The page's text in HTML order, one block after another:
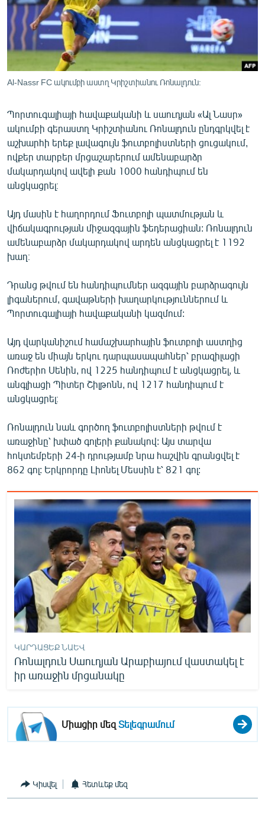
ՄԻՋԱԶԳԱՅԻՆ
ՄՇԱԿՈՒՅԹ
ՍՊՈՐՏ
ՄԵԿՆԱԲԱՆՈՒԹՅՈՒՆ
ԿՈՐՈՆԱՎԻՐՈՒՍ
ԱՐԽԻՎ
ՏԵՍԱՆՅՈՒԹԵՐ
ԲԱՆԱՎԵՃ
ՓՈԴՔԱՍԹ
Հայերեն
Русский
Al-Nassr FC ակումբի աստղ Կրիշտիանու Ռոնալդուն:
Պորտուգալիայի հավաքականի և սաուդյան «Ալ Նասր»
ակումբի գերաստղ Կրիշտիանու Ռոնալդուն ընդգրկվել է
աշխարհի երեք լավագույն ֆուտբոլիստների ցուցակում,
ովքեր տարբեր մրցաշարերում ամենաբարձր
մակարդակով ավելի քան 1000 հանդիպում են
անցկացրել։
Այդ մասին է հաղորդում Ֆուտբոլի պատմության և
վիճակագրության միջազգային ֆեդերացիան: Ռոնալդուն
ամենաբարձր մակարդակով արդեն անցկացրել է 1192
խաղ։
Դրանց թվում են հանդիպումներ ազգային բարձրագույն
լիգաներում, գավաթների խաղարկություններում և
Պորտուգալիայի հավաքականի կազմում:
Այդ վարկանիշում համաշխարհային ֆուտբոլի աստղից
առաջ են միայն երկու դարպասապահներ՝ բրազիլացի
Ռոժերիո Սենին, ով 1225 հանդիպում է անցկացրել, և
անգլիացի Պիտեր Շիլթոնն, ով 1217 հանդիպում է
անցկացրել։
Ռոնալդուն նաև գործող ֆուտբոլիստների թվում է
առաջինը՝ խփած գոլերի քանակով: Այս տարվա
հոկտեմբերի 24-ի դրությամբ նրա հաշվին գրանցվել է
862 գոլ: Երկրորդը Լիոնել Մեսսին է՝ 821 գոլ:
ԿԱՐԴԱՑԵՔ ՆԱԵՎ
Ռոնալդուն Սաուդյան Արաբիայում վաստակել է
իր առաջին մրցանակը
Միացիր մեզՏելեգրամում
Կիսվել Հետևեք մեզ